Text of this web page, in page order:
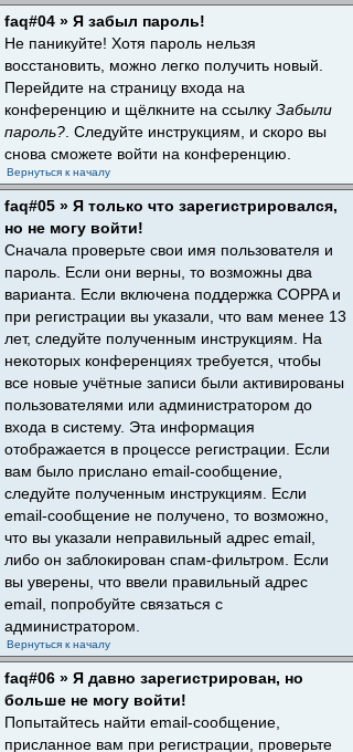
faq#04 » Я забыл пароль!
Не паникуйте! Хотя пароль нельзя
восстановить, можно легко получить новый.
Перейдите на страницу входа на
конференцию и щёлкните на ссылку Забыли
пароль? . Следуйте инструкциям, и скоро вы
снова сможете войти на конференцию.
Вернуться к началу
faq#05 » Я только что зарегистрировался,
но не могу войти!
Сначала проверьте свои имя пользователя и
пароль. Если они верны, то возможны два
варианта. Если включена поддержка COPPA и
при регистрации вы указали, что вам менее 13
лет, следуйте полученным инструкциям. На
некоторых конференциях требуется, чтобы
все новые учётные записи были активированы
пользователями или администратором до
входа в систему. Эта информация
отображается в процессе регистрации. Если
вам было прислано email-сообщение,
следуйте полученным инструкциям. Если
email-сообщение не получено, то возможно,
что вы указали неправильный адрес email,
либо он заблокирован спам-фильтром. Если
вы уверены, что ввели правильный адрес
email, попробуйте связаться с
администратором.
Вернуться к началу
faq#06 » Я давно зарегистрирован, но
больше не могу войти!
Попытайтесь найти email-сообщение,
присланное вам при регистрации, проверьте